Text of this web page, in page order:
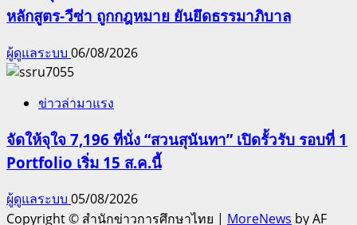
หลักสูตร-วีซ่า ถูกกฎหมาย ยันยึดธรรมาภิบาล
ผู้ดูแลระบบ 06/08/2026
ข่าวล่ามาแรง
จัดให้จุใจ 7,196 ที่นั่ง “สวนสุนันทา” เปิดรั้วรับ รอบที่ 1
Portfolio เริ่ม 15 ส.ค.นี้
ผู้ดูแลระบบ 05/08/2026
Copyright © สำนักข่าวการศึกษาไทย | MoreNews by AF